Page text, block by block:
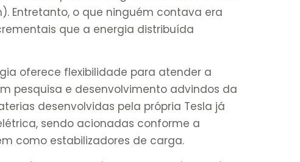
Entretanto, o que ninguém contava era
que a energia distribuída
oferece flexibilidade para atender a
pesquisa e desenvolvimento advindos da
desenvolvidas pela própria Tesla já
sendo acionadas conforme a
como estabilizadores de carga.